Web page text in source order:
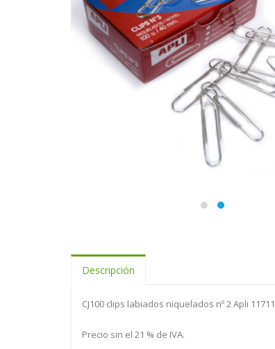
Descripción
CJ100 clips labiados niquelados nº 2 Apli 11711
Precio sin el 21 % de IVA.